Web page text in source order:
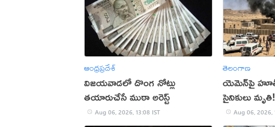
ఆంధ్రప్రదేశ్
విజయవాడలో దొంగ నోట్లు
తయారుచేసే ముఠా అరెస్ట్
Aug 06, 2026, 13:08 IST
తెలంగాణ
యెమెన్‌పై
సైనికులు మృతి!
Aug 06, 2026,